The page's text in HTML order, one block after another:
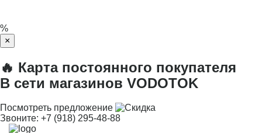
%
×
🔥 Карта постоянного покупателя
В сети магазинов VODOTOK
Посмотреть предложение
Звоните: +7 (918) 295-48-88